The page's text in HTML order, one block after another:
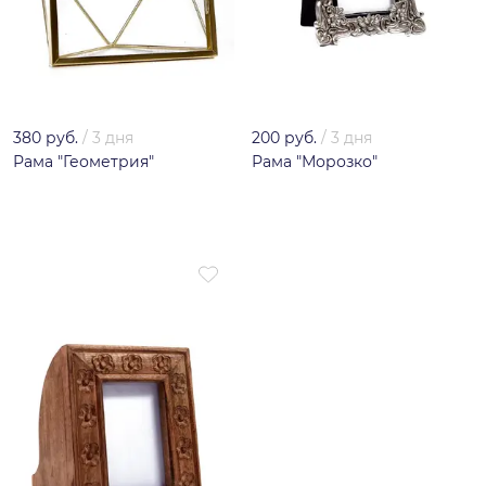
380 руб. / 3 дня
Рама "Геометрия"
200 руб. / 3 дня
Рама "Морозко"